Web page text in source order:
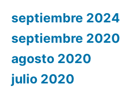
septiembre 2024
septiembre 2020
agosto 2020
julio 2020